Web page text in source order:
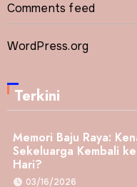
Comments feed
WordPress.org
Terkini
Memori Baju Raya:
Sekeluarga Kembali
Hari?
03/16/2026